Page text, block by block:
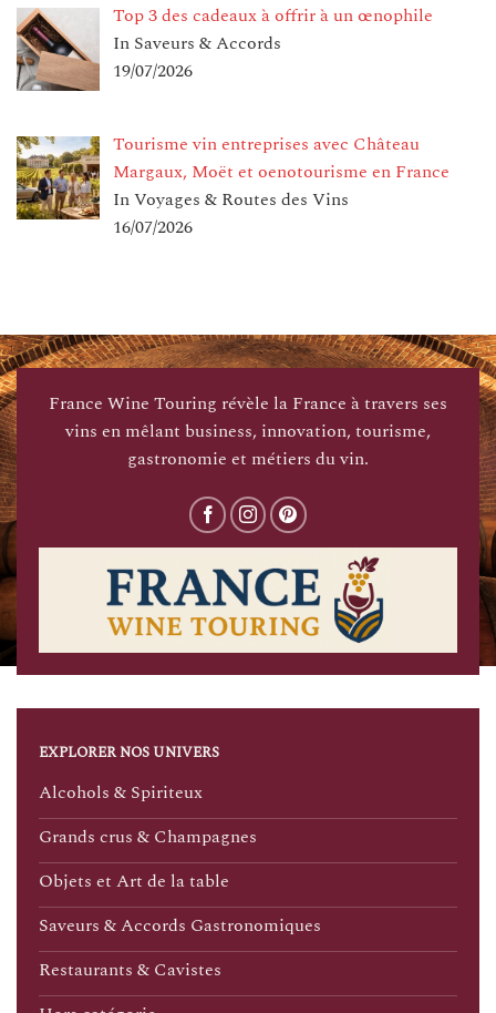
Top 3 des cadeaux à offrir à un œnophile
In Saveurs & Accords
19/07/2026
Tourisme vin entreprises avec Château
Margaux, Moët et oenotourisme en France
In Voyages & Routes des Vins
16/07/2026
France Wine Touring révèle la France à travers ses
vins en mêlant business, innovation, tourisme,
gastronomie et métiers du vin.
EXPLORER NOS UNIVERS
Alcohols & Spiriteux
Grands crus & Champagnes
Objets et Art de la table
Saveurs & Accords Gastronomiques
Restaurants & Cavistes